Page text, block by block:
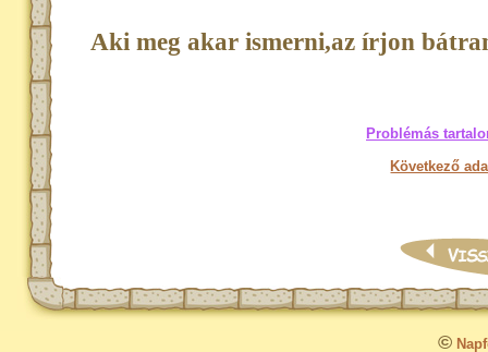
Aki meg akar ismerni,az írjon
Problémás
Következő
©